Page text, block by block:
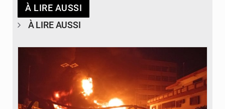
À LIRE AUSSI
À LIRE AUSSI